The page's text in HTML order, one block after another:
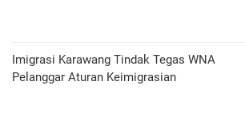
Imigrasi Karawang Tindak Tegas WNA
Pelanggar Aturan Keimigrasian